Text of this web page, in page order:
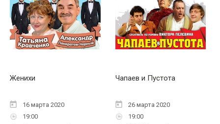
Женихи
16 марта 2020
19:00
Чапаев и Пустота
26 марта 2020
19:00